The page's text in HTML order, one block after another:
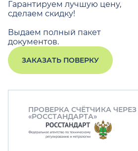
Гарантируем лучшую цену,
сделаем скидку!
Выдаем полный пакет
документов.
ЗАКАЗАТЬ ПОВЕРКУ
ПРОВЕРКА СЧЁТЧИКА
«РОССТАНДАРТА»